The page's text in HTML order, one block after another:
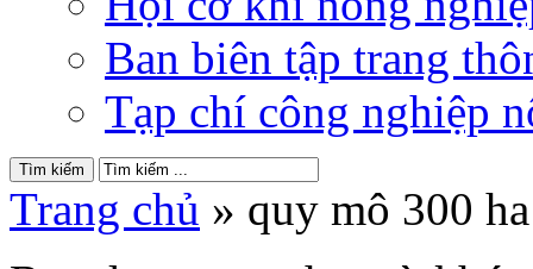
Ban biên tập trang
Tạp chí công nghiệp
Trang chủ » quy mô 300 ha